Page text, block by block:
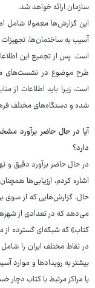
سازمان ارائه خواهد شد.
این گزارش‌ها معمولا شامل
آسیب به ساختمان‌ها،
است. پس از تجمیع این
طرح موضوع در نشست‌های
است، زیرا باید اطلاعات
شده و دستگاه‌های مختلف
آیا در حال حاضر برآورد
دارد؟
در حال حاضر برآورد دقیق و
اشاره کردم، ارزیابی‌ها
حال، گزارش‌هایی که از سوی
می‌دهد که در تعدادی از
در نقاط مختلف ایران را
بیشتر به رویدادها و موارد
یا مراکز مرتبط با کتاب دچار